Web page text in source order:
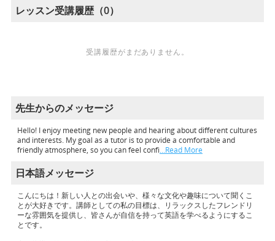
レッスン受講履歴（0）
受講履歴がまだありません。
先生からのメッセージ
Hello! I enjoy meeting new people and hearing about different cultures
and interests. My goal as a tutor is to provide a comfortable and
friendly atmosphere, so you can feel confi…Read More
日本語メッセージ
こんにちは！新しい人との出会いや、様々な文化や趣味について聞くこ
とが大好きです。講師としての私の目標は、リラックスしたフレンドリ
ーな雰囲気を提供し、皆さんが自信を持って英語を学べるようにするこ
とです。